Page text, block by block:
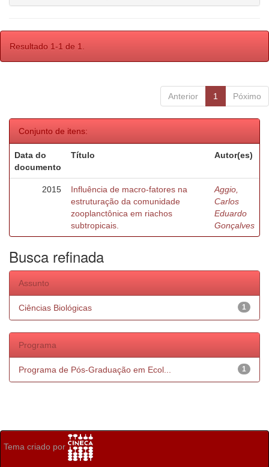
Resultado 1-1 de 1.
Anterior 1 Póximo
Conjunto de itens:
Data do
documento
Título Autor(es)
2015
Influência de macro-fatores na
estruturação da comunidade
zooplanctônica em riachos
subtropicais.
Aggio,
Carlos
Eduardo
Gonçalves
Busca refinada
Assunto
1
Ciências Biológicas
Programa
1
Programa de Pós-Graduação em Ecol...
Tema criado por